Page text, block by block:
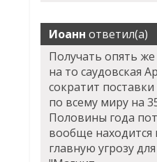
Иоанн ответил(а)
Получать опять
на то саудовская
сократит
по всему миру на
Половины года
вообще находится
главную угрозу